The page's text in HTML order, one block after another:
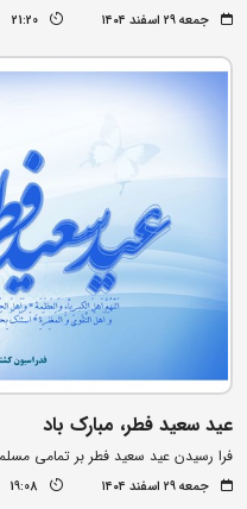
جمعه ۲۹ اسفند ۱۴۰۴ 21:20
عید سعید فطر، مبارک باد
فرا رسیدن عید سعید فطر بر تمامی
جمعه ۲۹ اسفند ۱۴۰۴ 19:08